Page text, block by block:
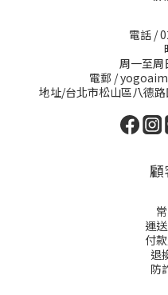
電話 /
周一至周
電郵 /
地址/台北市松山區八德路
運
付
退
防